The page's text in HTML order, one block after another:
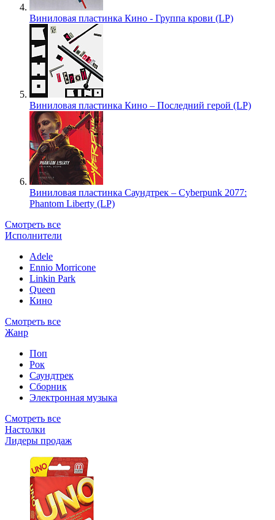
Виниловая пластинка Кино - Группа крови (LP)
Виниловая пластинка Кино – Последний герой (LP)
Виниловая пластинка Саундтрек – Cyberpunk 2077:
Phantom Liberty (LP)
Смотреть все
Исполнители
Adele
Ennio Morricone
Linkin Park
Queen
Кино
Смотреть все
Жанр
Поп
Рок
Саундтрек
Сборник
Электронная музыка
Смотреть все
Настолки
Лидеры продаж